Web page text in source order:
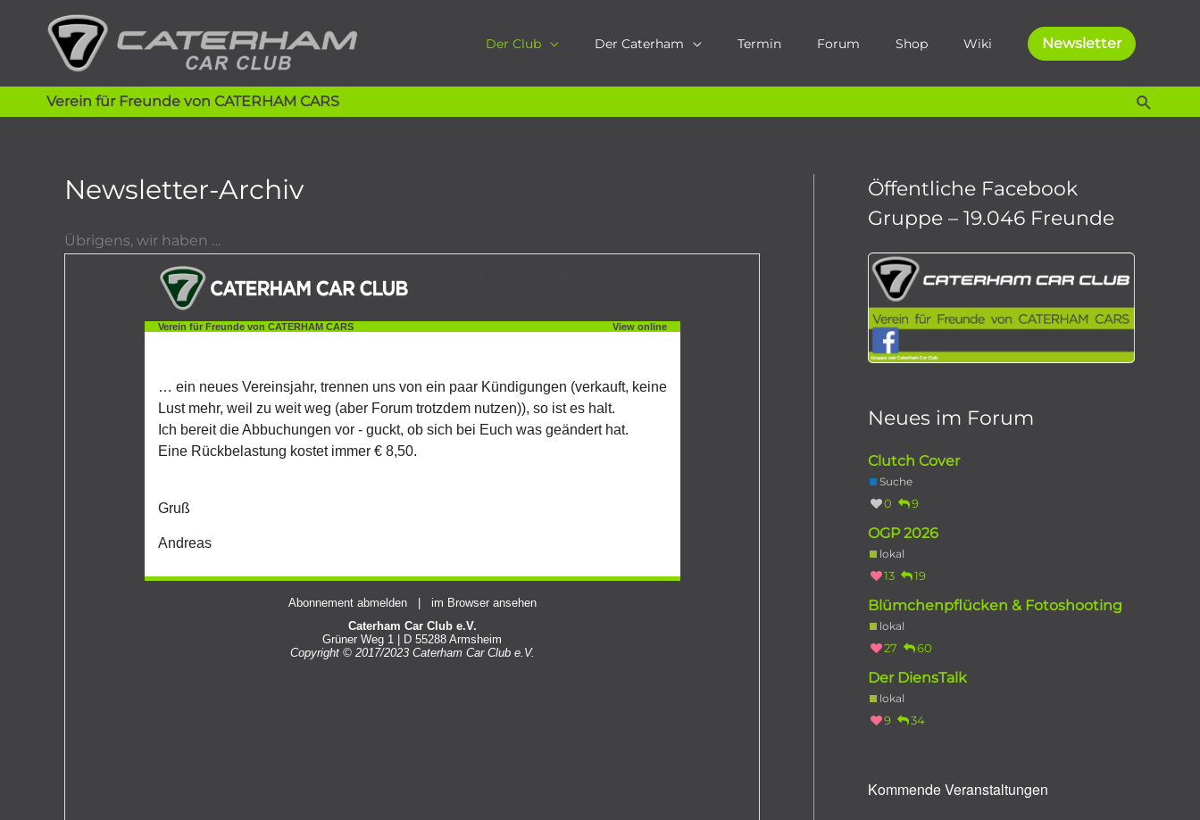
springen
Der Club Der Caterham Termin Forum Shop Wiki Newsletter
Verein für Freunde von CATERHAM CARS
Newsletter-Archiv
Übrigens, wir haben …
Öffentliche Facebook
Gruppe – 19.046 Freunde
Neues im Forum
Clutch Cover
Suche
0 9
OGP 2026
lokal
13 19
Blümchenpflücken & Fotoshooting
lokal
27 60
Der DiensTalk
lokal
9 34
Kommende Veranstaltungen